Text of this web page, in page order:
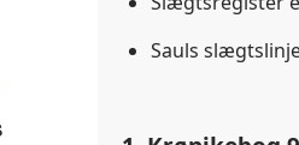
Sauls